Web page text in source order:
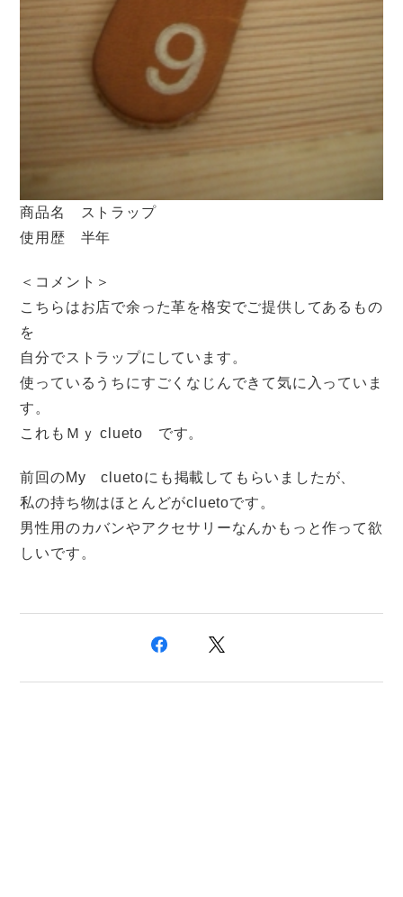
商品名 ストラップ
使用歴 半年
＜コメント＞
こちらはお店で余った革を格安でご提供してあるもの
を
自分でストラップにしています。
使っているうちにすごくなじんできて気に入っていま
す。
これもＭｙ clueto です。
前回のMy cluetoにも掲載してもらいましたが、
私の持ち物はほとんどがcluetoです。
男性用のカバンやアクセサリーなんかもっと作って欲
しいです。